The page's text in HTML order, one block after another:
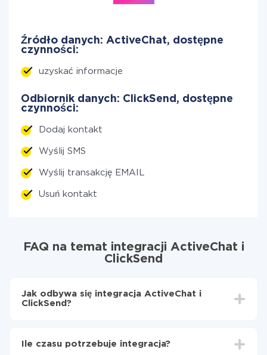
Źródło danych: ActiveChat, dostępne
czynności:
uzyskać informacje
Odbiornik danych: ClickSend, dostępne
czynności:
Dodaj kontakt
Wyślij SMS
Wyślij transakcję EMAIL
Usuń kontakt
FAQ na temat integracji ActiveChat i
ClickSend
Jak odbywa się integracja ActiveChat i
ClickSend?
ClickSend
Ile czasu potrzebuje integracja?